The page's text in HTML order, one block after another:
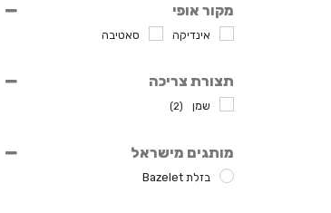
מקור אופי
אינדיקה סאטיבה
תצורת צריכה
שמן (2)
מותגים מישראל
בזלת Bazelet